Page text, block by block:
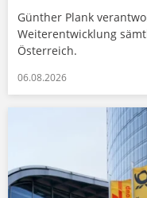
Günther Plank
Weiterentwicklung
Österreich.
06.08.2026